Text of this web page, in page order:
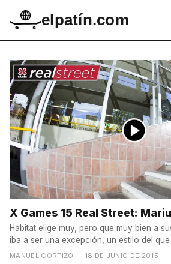
elpatín.com
X Games 15 Real Street:
Habitat elige muy, pero que muy bien a
iba a ser una excepción, un estilo del que
MANUEL CORTIZO — 18 DE JUNIO DE 2015